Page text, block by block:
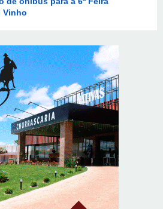
terão o fornecimento de
Base garante alimentação
aos pacientes
sobre direitos e canais
as normas da propaganda de
ao voto de agentes de
no dia da eleição